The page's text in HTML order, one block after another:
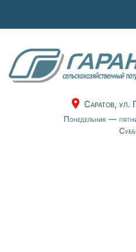
Саратов, ул.
Понедельник —